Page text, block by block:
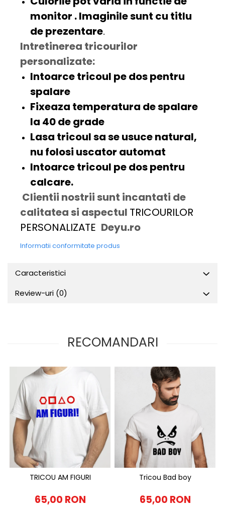
monitor . Imaginile sunt cu titlu
de prezentare.
Intretinerea tricourilor
personalizate:
Intoarce tricoul pe dos pentru
spalare
Fixeaza temperatura de spalare
la 40 de grade
Lasa tricoul sa se usuce natural,
nu folosi uscator automat
Intoarce tricoul pe dos pentru
calcare.
Clientii nostrii sunt incantati de
calitatea si aspectul TRICOURILOR
PERSONALIZATE Deyu.ro
Informatii conformitate produs
Caracteristici
Review-uri (0)
RECOMANDARI
TRICOU AM FIGURI
65,00 RON
Tricou Bad boy
65,00 RON